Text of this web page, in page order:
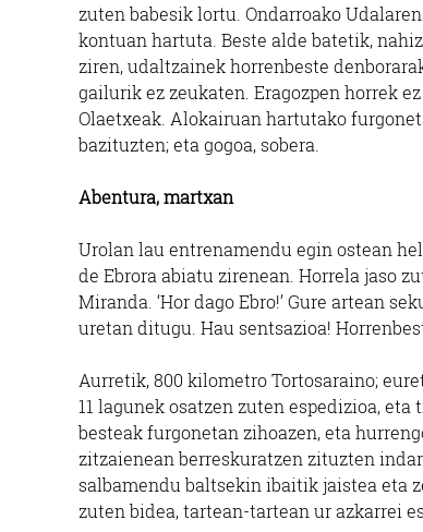
zuten babesik lortu. Ondarroako
kontuan hartuta. Beste alde batetik,
ziren, udaltzainek horrenbeste
gailurik ez zeukaten. Eragozpen horrek
Olaetxeak. Alokairuan hartutako
bazituzten; eta gogoa, sobera.
Abentura, martxan
Urolan lau entrenamendu egin ostean
de Ebrora abiatu zirenean. Horrela jaso
Miranda. ‘Hor dago Ebro!’ Gure artean
uretan ditugu. Hau sentsazioa!
Aurretik, 800 kilometro Tortosaraino;
11 lagunek osatzen zuten espedizioa,
besteak furgonetan zihoazen, eta
zitzaienean berreskuratzen zituzten
salbamendu baltsekin ibaitik jaistea eta
zuten bidea, tartean-tartean ur azkarrei